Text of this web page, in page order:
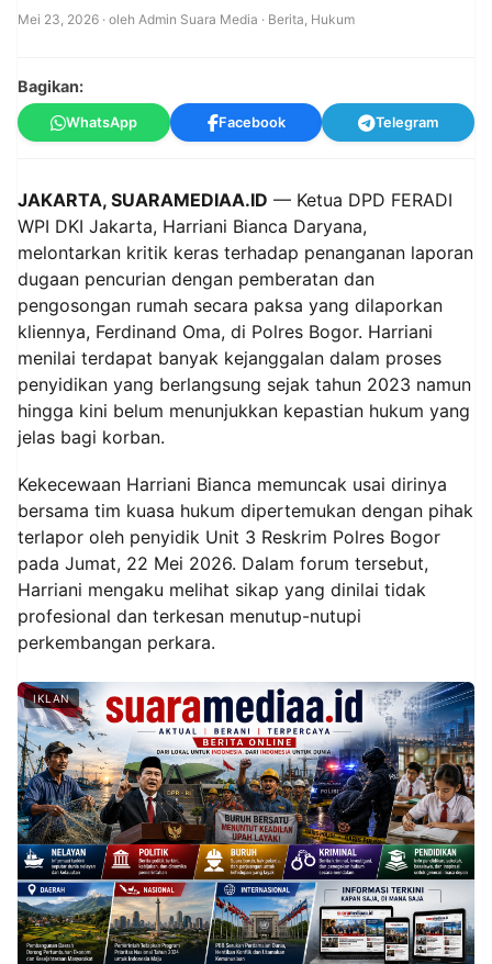
Mei 23, 2026 · oleh Admin Suara Media · Berita, Hukum
Bagikan:
WhatsApp Facebook Telegram
JAKARTA, SUARAMEDIAA.ID — Ketua DPD FERADI
WPI DKI Jakarta, Harriani Bianca Daryana,
melontarkan kritik keras terhadap penanganan laporan
dugaan pencurian dengan pemberatan dan
pengosongan rumah secara paksa yang dilaporkan
kliennya, Ferdinand Oma, di Polres Bogor. Harriani
menilai terdapat banyak kejanggalan dalam proses
penyidikan yang berlangsung sejak tahun 2023 namun
hingga kini belum menunjukkan kepastian hukum yang
jelas bagi korban.
Kekecewaan Harriani Bianca memuncak usai dirinya
bersama tim kuasa hukum dipertemukan dengan pihak
terlapor oleh penyidik Unit 3 Reskrim Polres Bogor
pada Jumat, 22 Mei 2026. Dalam forum tersebut,
Harriani mengaku melihat sikap yang dinilai tidak
profesional dan terkesan menutup-nutupi
perkembangan perkara.
IKLAN